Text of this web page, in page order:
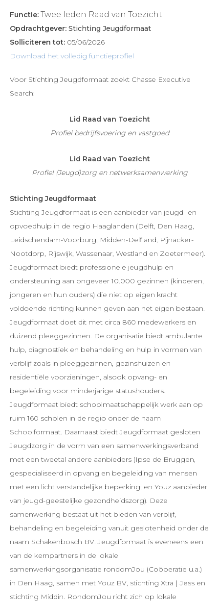
Functie: Twee leden Raad van Toezicht
Opdrachtgever: Stichting Jeugdformaat
Solliciteren tot: 05/06/2026
Download het volledig functieprofiel
Voor Stichting Jeugdformaat zoekt Chasse Executive
Search:
Lid Raad van Toezicht
Profiel bedrijfsvoering en vastgoed
Lid Raad van Toezicht
Profiel (Jeugd)zorg en netwerksamenwerking
Stichting Jeugdformaat
Stichting Jeugdformaat is een aanbieder van jeugd- en
opvoedhulp in de regio Haaglanden (Delft, Den Haag,
Leidschendam-Voorburg, Midden-Delfland, Pijnacker-
Nootdorp, Rijswijk, Wassenaar, Westland en Zoetermeer).
Jeugdformaat biedt professionele jeugdhulp en
ondersteuning aan ongeveer 10.000 gezinnen (kinderen,
jongeren en hun ouders) die niet op eigen kracht
voldoende richting kunnen geven aan het eigen bestaan.
Jeugdformaat doet dit met circa 860 medewerkers en
duizend pleeggezinnen. De organisatie biedt ambulante
hulp, diagnostiek en behandeling en hulp in vormen van
verblijf zoals in pleeggezinnen, gezinshuizen en
residentiële voorzieningen, alsook opvang- en
begeleiding voor minderjarige statushouders.
Jeugdformaat biedt schoolmaatschappelijk werk aan op
ruim 160 scholen in de regio onder de naam
Schoolformaat. Daarnaast biedt Jeugdformaat gesloten
Jeugdzorg in de vorm van een samenwerkingsverband
met een tweetal andere aanbieders (Ipse de Bruggen,
gespecialiseerd in opvang en begeleiding van mensen
met een licht verstandelijke beperking; en Youz aanbieder
van jeugd-geestelijke gezondheidszorg). Deze
samenwerking bestaat uit het bieden van verblijf,
behandeling en begeleiding vanuit geslotenheid onder de
naam Schakenbosch BV. Jeugdformaat is eveneens een
van de kernpartners in de lokale
samenwerkingsorganisatie rondomJou (Coöperatie u.a.)
in Den Haag, samen met Youz BV, stichting Xtra | Jess en
stichting Middin. RondomJou richt zich op lokale